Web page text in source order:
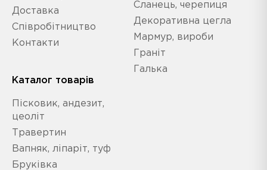
Доставка
Співробітництво
Контакти
Каталог товарів
Пісковик, андезит,
цеоліт
Травертин
Вапняк, ліпаріт, туф
Бруківка
Сланець, черепиця
Декоративна цегла
Мармур, вироби
Граніт
Галька